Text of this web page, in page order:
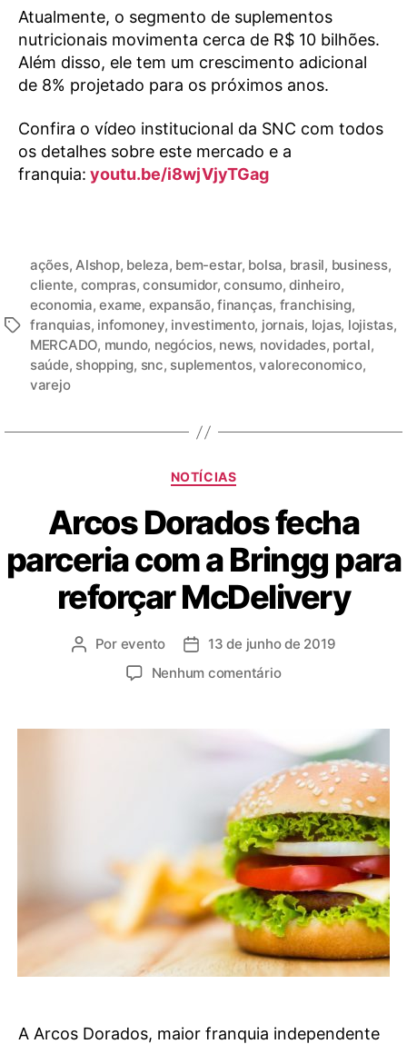
Atualmente, o segmento de suplementos
nutricionais movimenta cerca de R$ 10 bilhões.
Além disso, ele tem um crescimento adicional
de 8% projetado para os próximos anos.
Confira o vídeo institucional da SNC com todos
os detalhes sobre este mercado e a
franquia: youtu.be/i8wjVjyTGag
ações,Alshop, beleza, bem-estar, bolsa, brasil, business,
cliente, compras,consumidor,consumo,dinheiro,
economia,exame, expansão,finanças, franchising,
franquias, infomoney, investimento, jornais, lojas, lojistas,
MERCADO, mundo, negócios, news, novidades, portal,
saúde, shopping, snc, suplementos,valoreconomico,
varejo
NOTÍCIAS
Arcos Dorados fecha
parceria com a Bringg para
reforçar McDelivery
Por evento
13 de junho de 2019
Nenhum comentário
A Arcos Dorados, maior franquia independente